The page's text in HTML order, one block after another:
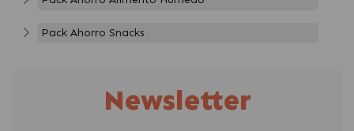
Pack Ahorro Snacks
Newsletter